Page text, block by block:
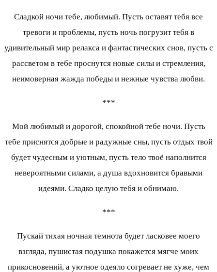
Сладкой ночи тебе, любимый. Пусть оставят тебя все
тревоги и проблемы, пусть ночь погрузит тебя в
удивительный мир релакса и фантастических снов, пусть с
рассветом в тебе проснутся новые силы и стремления,
неимоверная жажда победы и нежные чувства любви.
***
Мой любимый и дорогой, спокойной тебе ночи. Пусть
тебе приснятся добрые и радужные сны, пусть отдых твой
будет чудесным и уютным, пусть тело твоё наполнится
невероятными силами, а душа вдохновится бравыми
идеями. Сладко целую тебя и обнимаю.
***
Пускай тихая ночная темнота будет ласковее моего
взгляда, пушистая подушка покажется мягче моих
прикосновений, а уютное одеяло согревает не хуже, чем